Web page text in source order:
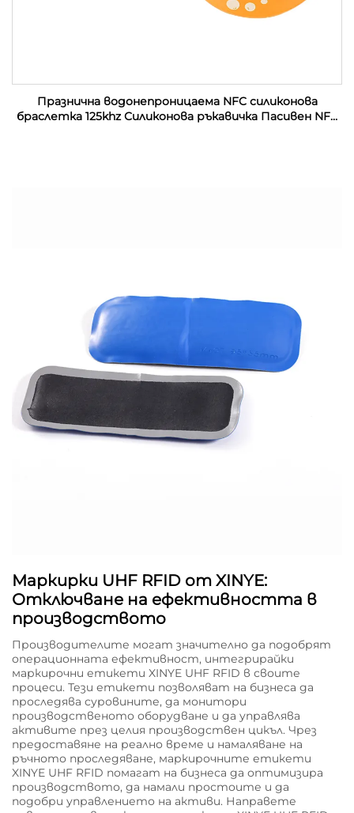
Празнична водонепроницаема NFC силиконова
браслетка 125khz Силиконова ръкавичка Пасивен NFC
Маркирки UHF RFID от XINYE:
Отключване на ефективността в
производството
Производителите могат значително да подобрят
операционната ефективност, интегрирайки
маркирочни етикети XINYE UHF RFID в своите
процеси. Тези етикети позволяват на бизнеса да
проследява суровините, да монитори
производственото оборудване и да управлява
активите през целия производствен цикъл. Чрез
предоставяне на реално време и намаляване на
ръчното проследяване, маркирочните етикети
XINYE UHF RFID помагат на бизнеса да оптимизира
производството, да намали простоите и да
подобри управлението на активи. Направете